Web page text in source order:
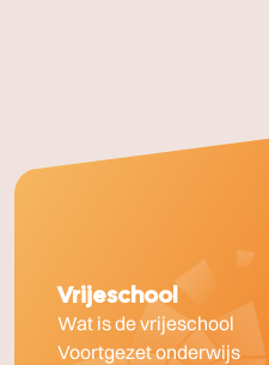
Vrijeschool
Wat is de vrijeschool
Voortgezet onderwijs